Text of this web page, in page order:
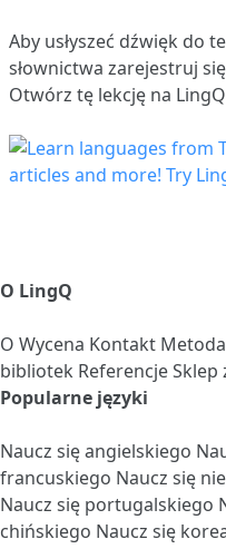
Aby usłyszeć dźwięk do
słownictwa zarejestruj się
Otwórz tę lekcję na LingQ
O LingQ
O Wycena Kontakt
bibliotek ReferencjeSklep
Popularne języki
Naucz się angielskiego
francuskiego Naucz się
Naucz się portugalskiego
chińskiego Naucz się